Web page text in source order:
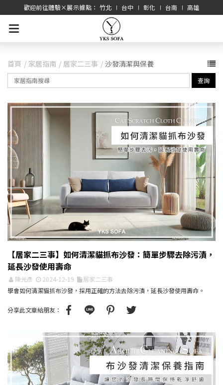
歡迎前往體驗×展示據點： 竹北 ∣ 台中 ∣ 彰化 ∣ 台南 ∣ 高雄
首頁 家居指南 居家二三事 沙發清潔與保養
查詢
【居家二三事】如何清潔貓抓布沙發：簡單步驟去除污漬，
延長沙發使用壽命
陳光彥 2024-12-19
居家二三事
學會如何清潔貓抓布沙發，採用正確的方法去除污漬，延長沙發使用壽命。
分享此文章給朋友：